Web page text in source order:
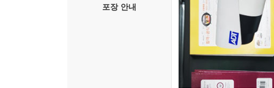
포장 안내